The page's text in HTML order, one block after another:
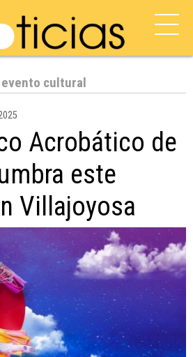
evento cultural
Acrobático de
este
Villajoyosa